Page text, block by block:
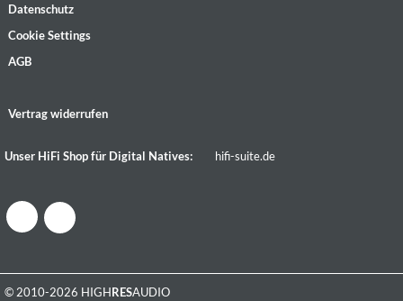
Datenschutz
Cookie Settings
AGB
Vertrag widerrufen
Unser HiFi Shop für Digital Natives: hifi-suite.de
© 2010-2026 HIGHRESAUDIO